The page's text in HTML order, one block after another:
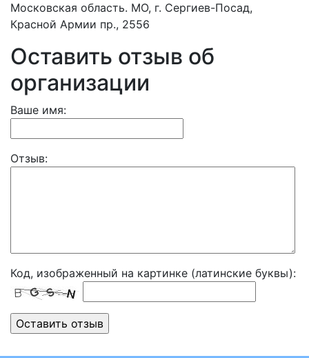
Московская область. МО, г. Сергиев-Посад,
Красной Армии пр., 2556
Оставить отзыв об
организации
Ваше имя:
Отзыв:
Код, изображенный на картинке (латинские буквы):